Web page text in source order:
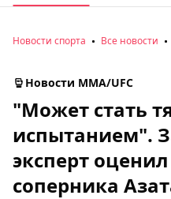
Новости спорта Все новости
Новости MMA/UFC
"Может стать
испытанием".
эксперт
соперника